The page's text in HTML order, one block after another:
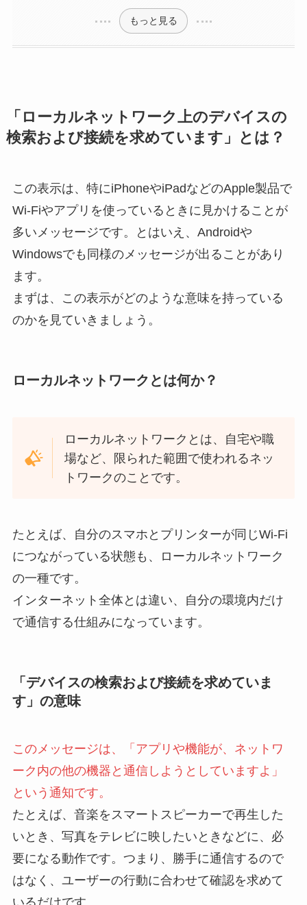
もっと見る
「ローカルネットワーク上のデバイスの
検索および接続を求めています」とは？
この表示は、特にiPhoneやiPadなどのApple製品で
Wi-Fiやアプリを使っているときに見かけることが
多いメッセージです。とはいえ、Androidや
Windowsでも同様のメッセージが出ることがあり
ます。
まずは、この表示がどのような意味を持っている
のかを見ていきましょう。
ローカルネットワークとは何か？
ローカルネットワークとは、自宅や職
場など、限られた範囲で使われるネッ
トワークのことです。
たとえば、自分のスマホとプリンターが同じWi-Fi
につながっている状態も、ローカルネットワーク
の一種です。
インターネット全体とは違い、自分の環境内だけ
で通信する仕組みになっています。
「デバイスの検索および接続を求めていま
す」の意味
このメッセージは、「アプリや機能が、ネットワ
ーク内の他の機器と通信しようとしていますよ」
という通知です。
たとえば、音楽をスマートスピーカーで再生した
いとき、写真をテレビに映したいときなどに、必
要になる動作です。つまり、勝手に通信するので
はなく、ユーザーの行動に合わせて確認を求めて
いるだけです。